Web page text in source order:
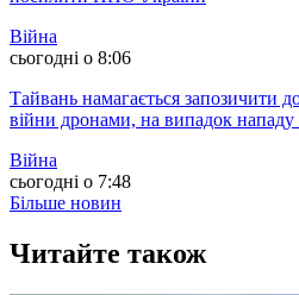
Війна
сьогодні о 8:06
Тайвань намагається запозичити
війни дронами, на випадок
Війна
сьогодні о 7:48
Більше новин
Читайте також